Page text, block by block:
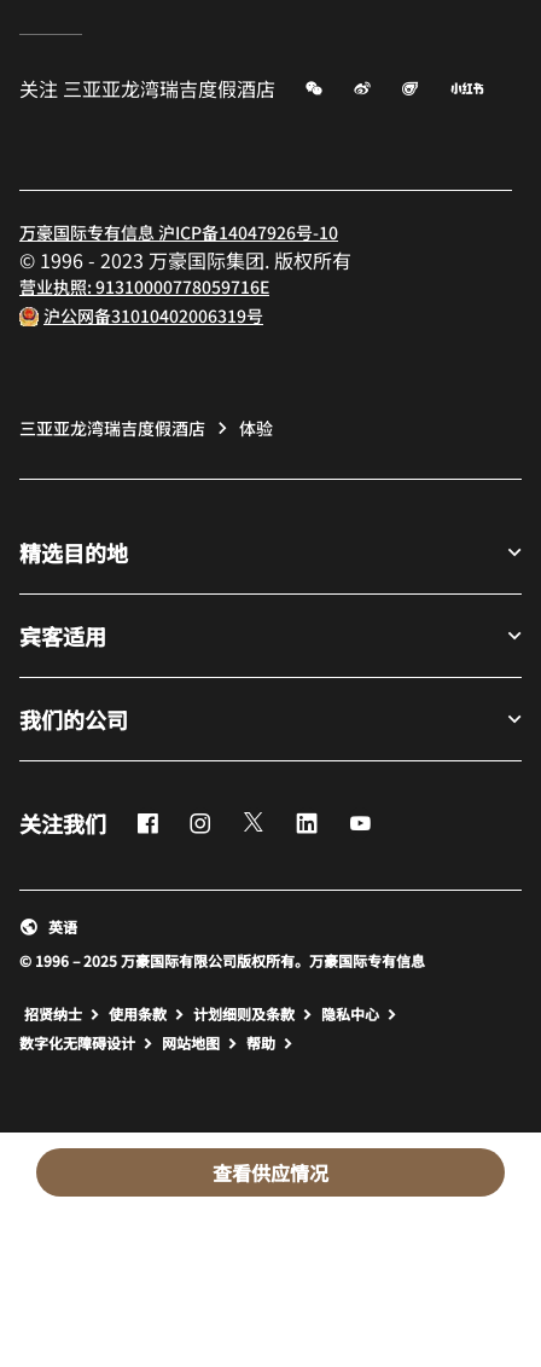
查看供应情况
关注 三亚亚龙湾瑞吉度假酒店 微信 微博 飞猪 小红书
万豪国际专有信息 沪ICP备14047926号-10
© 1996 - 2023 万豪国际集团. 版权所有
营业执照: 91310000778059716E
沪公网备31010402006319号
三亚亚龙湾瑞吉度假酒店 体验
精选目的地
宾客适用
我们的公司
关注我们 FacebookInstagram
Twitter LinkedIn
© 1996 – 2025 万豪国际有限公司版权所有。万豪国际专有信息
英语
招贤纳士 使用条款 计划细则及条款
隐私中心
数字化无障碍设计
网站地图 打开新窗口
帮助